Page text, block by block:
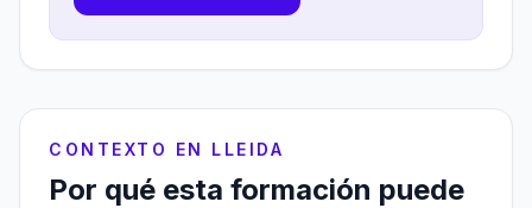
CONTEXTO EN LLEIDA
Por qué esta formación puede